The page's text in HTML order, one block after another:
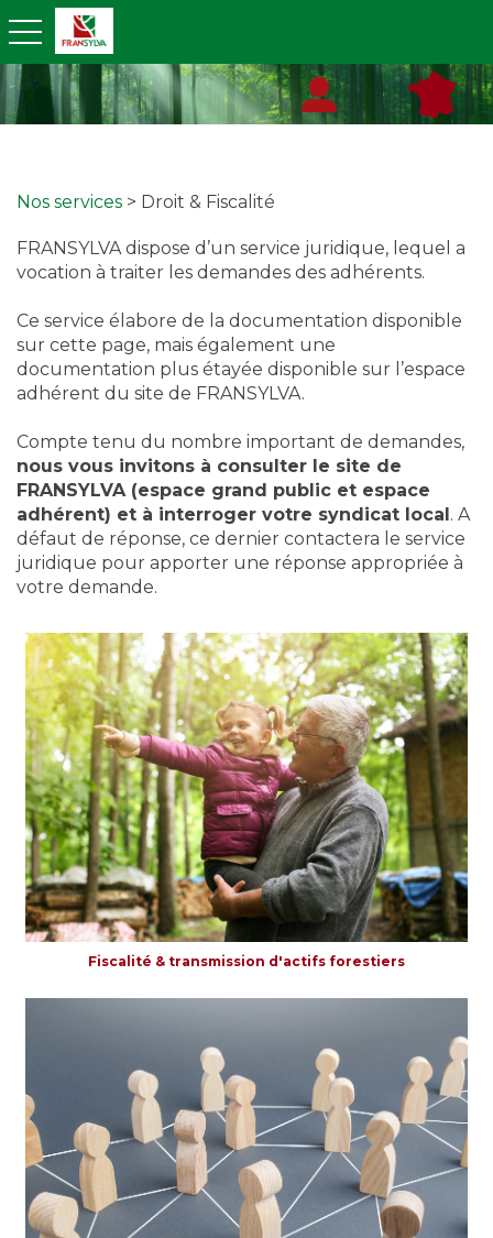
toggle navigation
Nos services > Droit & Fiscalité
FRANSYLVA dispose d’un service juridique, lequel a
vocation à traiter les demandes des adhérents.
Ce service élabore de la documentation disponible
sur cette page, mais également une
documentation plus étayée disponible sur l’espace
adhérent du site de FRANSYLVA.
Compte tenu du nombre important de demandes,
nous vous invitons à consulter le site de
FRANSYLVA (espace grand public et espace
adhérent) et à interroger votre syndicat local. A
défaut de réponse, ce dernier contactera le service
juridique pour apporter une réponse appropriée à
votre demande.
Fiscalité & transmission d'actifs forestiers